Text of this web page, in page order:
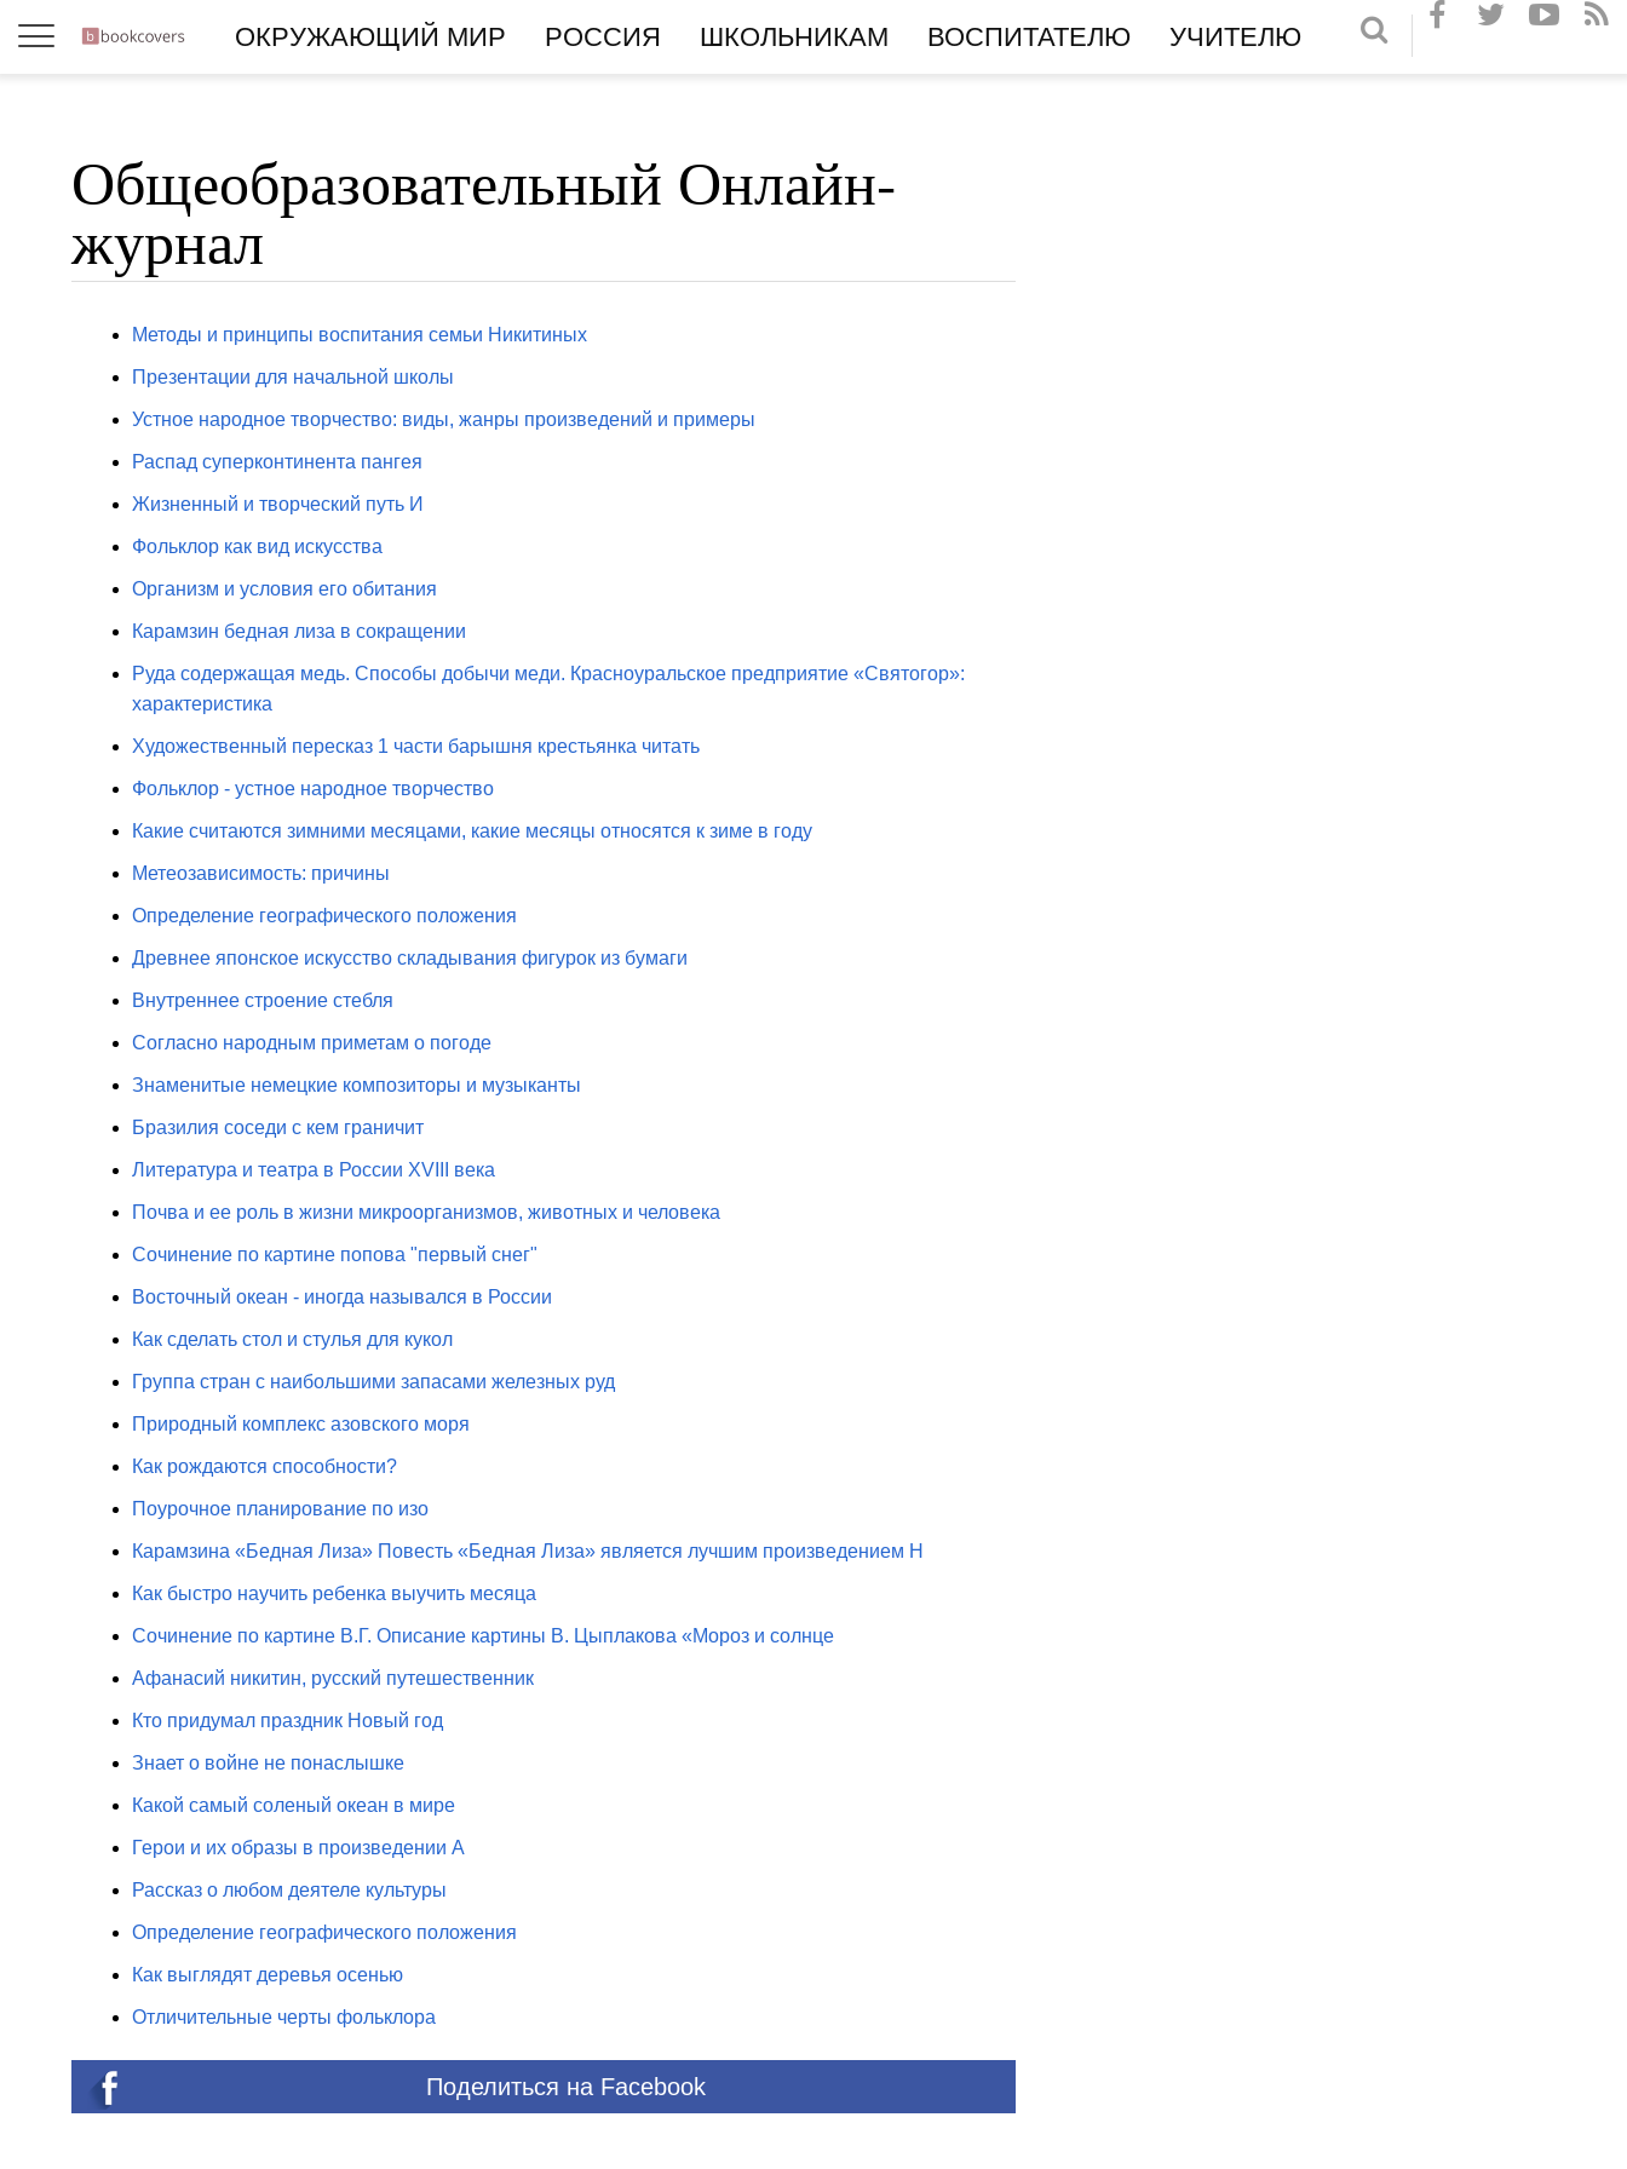
ОКРУЖАЮЩИЙ МИР РОССИЯ ШКОЛЬНИКАМ ВОСПИТАТЕЛЮ УЧИТЕЛЮ
Общеобразовательный Онлайн-
журнал
Методы и принципы воспитания семьи Никитиных
Презентации для начальной школы
Устное народное творчество: виды, жанры произведений и примеры
Распад суперконтинента пангея
Жизненный и творческий путь И
Фольклор как вид искусства
Организм и условия его обитания
Карамзин бедная лиза в сокращении
Руда содержащая медь. Способы добычи меди. Красноуральское предприятие «Святогор»:
характеристика
Художественный пересказ 1 части барышня крестьянка читать
Фольклор - устное народное творчество
Какие считаются зимними месяцами, какие месяцы относятся к зиме в году
Метеозависимость: причины
Определение географического положения
Древнее японское искусство складывания фигурок из бумаги
Внутреннее строение стебля
Согласно народным приметам о погоде
Знаменитые немецкие композиторы и музыканты
Бразилия соседи с кем граничит
Литература и театра в России XVIII века
Почва и ее роль в жизни микроорганизмов, животных и человека
Сочинение по картине попова "первый снег"
Восточный океан - иногда назывался в России
Как сделать стол и стулья для кукол
Группа стран с наибольшими запасами железных руд
Природный комплекс азовского моря
Как рождаются способности?
Поурочное планирование по изо
Карамзина «Бедная Лиза» Повесть «Бедная Лиза» является лучшим произведением Н
Как быстро научить ребенка выучить месяца
Сочинение по картине В.Г. Описание картины В. Цыплакова «Мороз и солнце
Афанасий никитин, русский путешественник
Кто придумал праздник Новый год
Знает о войне не понаслышке
Какой самый соленый океан в мире
Герои и их образы в произведении А
Рассказ о любом деятеле культуры
Определение географического положения
Как выглядят деревья осенью
Отличительные черты фольклора
Поделиться на Facebook